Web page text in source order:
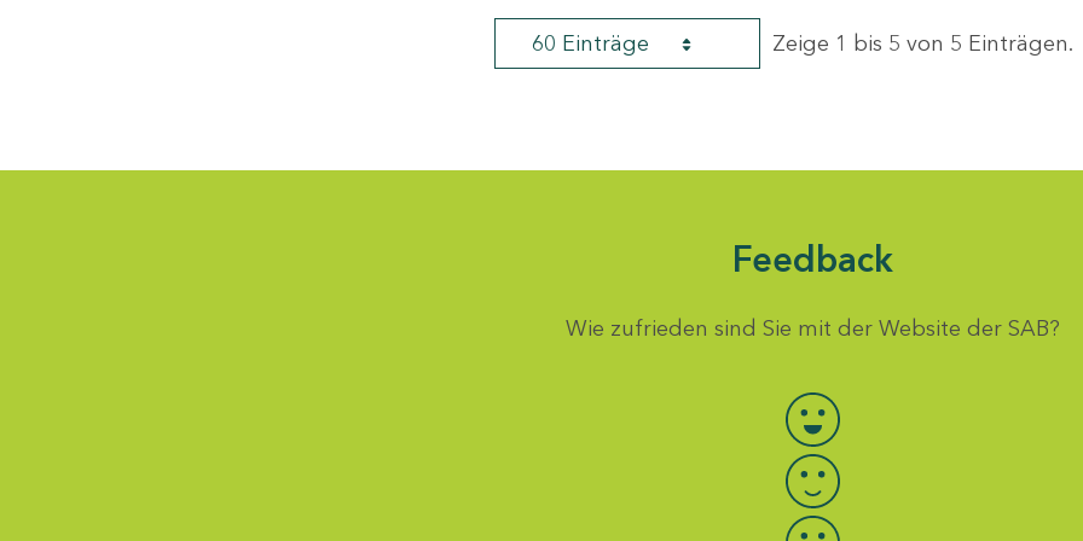
60 Einträge Zeige 1 bis 5 von 5 Einträgen.
Feedback
Wie zufrieden sind Sie mit der Website der SAB?
Bewertung auswählen